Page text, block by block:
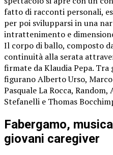
fatto di racconti personali,
per poi svilupparsi in una
intrattenimento e
Il corpo di ballo, composto
continuità alla serata
firmate da Klaudia Pepa. Tra
figurano Alberto Urso,
Pasquale La Rocca,
Stefanelli e Thomas
Fabergamo,
giovani caregiver